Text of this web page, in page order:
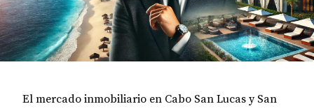
El mercado inmobiliario en Cabo San Lucas y San